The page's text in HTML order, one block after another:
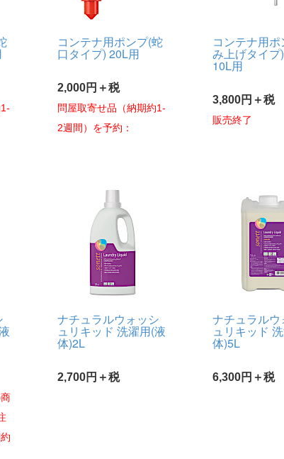
コンテナ用ポンプ(蛇
口タイプ) 20L用
2,000円＋税
問屋取寄せ品（納期約1-
2週間）を予約：
コンテナ用ポ
み上げタイプ
10L用
3,800円＋税
販売終了
ナチュラルウォッシ
ュリキッド 洗濯用(液
体)2L
2,700円＋税
ナチュラルウ
ュリキッド
体)5L
6,300円＋税